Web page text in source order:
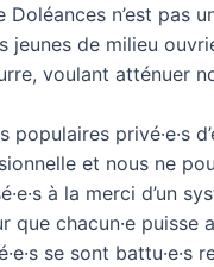
n’est pas
jeunes de milieu
voulant atténuer
privé·e·s
et nous ne
à la merci d’un
chacun·e
se sont